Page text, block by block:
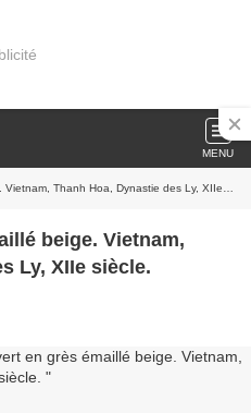
MENU
Thanh Hoa, Dynastie des Ly, XIIe siècle.
beige. Vietnam,
Ly, XIIe siècle.